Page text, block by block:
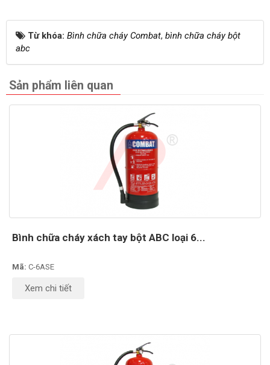
Từ khóa: Bình chữa cháy Combat, bình chữa cháy bột
abc
Sản phẩm liên quan
Bình chữa cháy xách tay bột ABC loại 6...
Mã: C-6ASE
Xem chi tiết